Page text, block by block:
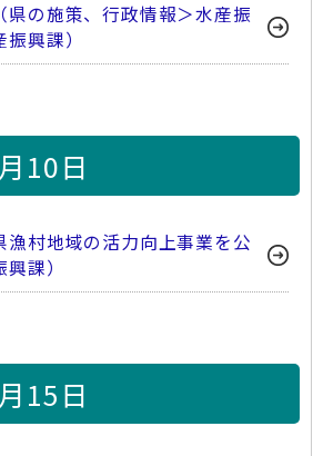
県の施策、行政情報＞水産振
興課）
10日
漁村地域の活力向上事業を公
課）
15日